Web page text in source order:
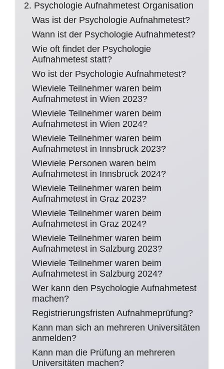
2. Psychologie Aufnahmetest Organisation
Was ist der Psychologie Aufnahmetest?
Wann ist der Psychologie Aufnahmetest?
Wie oft findet der Psychologie
Aufnahmetest statt?
Wo ist der Psychologie Aufnahmetest?
Wieviele Teilnehmer waren beim
Aufnahmetest in Wien 2023?
Wieviele Teilnehmer waren beim
Aufnahmetest in Wien 2024?
Wieviele Teilnehmer waren beim
Aufnahmetest in Innsbruck 2023?
Wieviele Personen waren beim
Aufnahmetest in Innsbruck 2024?
Wieviele Teilnehmer waren beim
Aufnahmetest in Graz 2023?
Wieviele Teilnehmer waren beim
Aufnahmetest in Graz 2024?
Wieviele Teilnehmer waren beim
Aufnahmetest in Salzburg 2023?
Wieviele Teilnehmer waren beim
Aufnahmetest in Salzburg 2024?
Wer kann den Psychologie Aufnahmetest
machen?
Registrierungsfristen Aufnahmeprüfung?
Kann man sich an mehreren Universitäten
anmelden?
Kann man die Prüfung an mehreren
Universitäten machen?